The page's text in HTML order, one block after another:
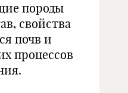
породы
свойства
почв и
процессов